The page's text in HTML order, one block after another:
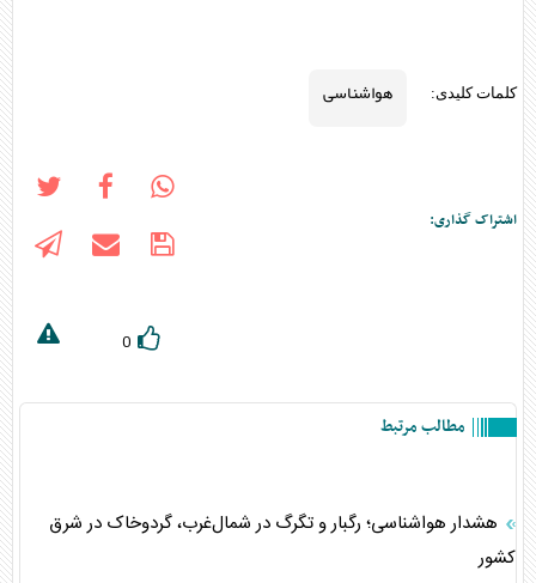
کلمات کلیدی: هواشناسی
اشتراک گذاری:
0
مطالب مرتبط
هشدار هواشناسی؛ رگبار و تگرگ در شمال‌غرب، گردوخاک در شرق
کشور